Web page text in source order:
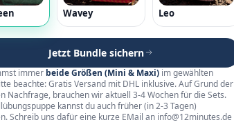
Wavey Leo
Jetzt Bundle sichern
immer beide Größen (Mini & Maxi) im gewählten
beachte: Gratis Versand mit DHL inklusive. Auf Grund der
Nachfrage, brauchen wir aktuell 3-4 Wochen für die Sets.
kannst du auch früher (in 2-3 Tagen)
Schreib uns dafür eine kurze EMail an info@12minutes.de